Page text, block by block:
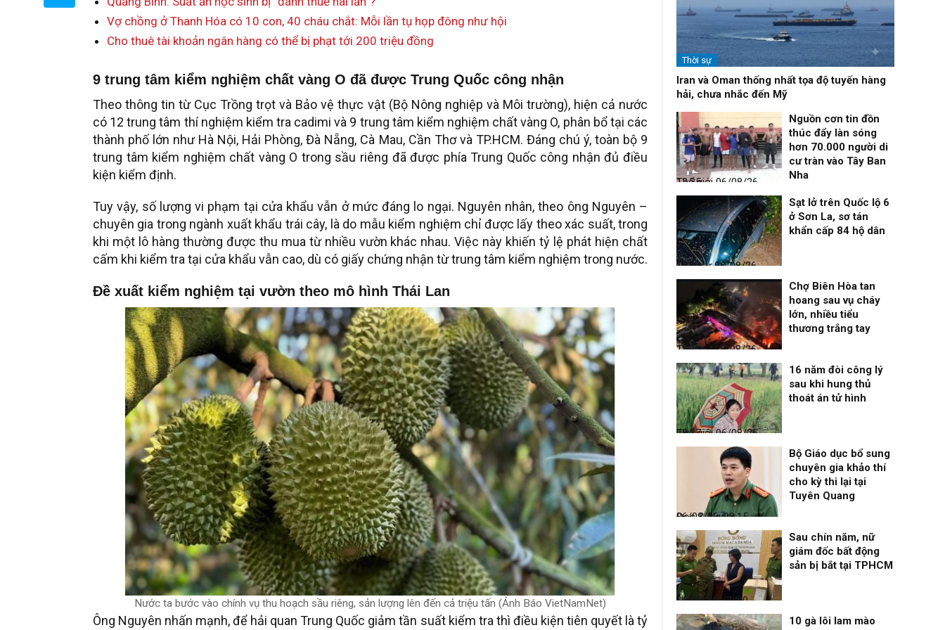
Vợ chồng ở Thanh Hóa có 10 con, 40 cháu chắt: Mỗi lần tụ họp đông như hội
Cho thuê tài khoản ngân hàng có thể bị phạt tới 200 triệu đồng
9 trung tâm kiểm nghiệm chất vàng O đã được Trung Quốc công nhận
Theo thông tin từ Cục Trồng trọt và Bảo vệ thực vật (Bộ Nông nghiệp và Môi trường), hiện cả nước
có 12 trung tâm thí nghiệm kiểm tra cadimi và 9 trung tâm kiểm nghiệm chất vàng O, phân bổ tại các
thành phố lớn như Hà Nội, Hải Phòng, Đà Nẵng, Cà Mau, Cần Thơ và TP.HCM. Đáng chú ý, toàn bộ 9
trung tâm kiểm nghiệm chất vàng O trong sầu riêng đã được phía Trung Quốc công nhận đủ điều
kiện kiểm định.
Tuy vậy, số lượng vi phạm tại cửa khẩu vẫn ở mức đáng lo ngại. Nguyên nhân, theo ông Nguyên –
chuyên gia trong ngành xuất khẩu trái cây, là do mẫu kiểm nghiệm chỉ được lấy theo xác suất, trong
khi một lô hàng thường được thu mua từ nhiều vườn khác nhau. Việc này khiến tỷ lệ phát hiện chất
cấm khi kiểm tra tại cửa khẩu vẫn cao, dù có giấy chứng nhận từ trung tâm kiểm nghiệm trong nước.
Đề xuất kiểm nghiệm tại vườn theo mô hình Thái Lan
Nước ta bước vào chính vụ thu hoạch sầu riêng, sản lượng lên đến cả triệu tấn (Ảnh Báo VietNamNet)
Ông Nguyên nhấn mạnh, để hải quan Trung Quốc giảm tần suất kiểm tra thì điều kiện tiên quyết là tỷ
Thời sự
Iran và Oman thống nhất tọa độ tuyến hàng
hải, chưa nhắc đến Mỹ
Thế giới
06/08/26, 12:35
Nguồn cơn tin đồn
thúc đẩy làn sóng
hơn 70.000 người di
cư tràn vào Tây Ban
Nha
Thời sự
06/08/26, 12:33
Sạt lở trên Quốc lộ 6
ở Sơn La, sơ tán
khẩn cấp 84 hộ dân
Thời sự
06/08/26, 12:30
Chợ Biên Hòa tan
hoang sau vụ cháy
lớn, nhiều tiểu
thương trắng tay
Thế giới
06/08/26, 08:27
16 năm đòi công lý
sau khi hung thủ
thoát án tử hình
Đọc & Ngẫm
06/08/26, 08:15
Bộ Giáo dục bổ sung
chuyên gia khảo thí
cho kỳ thi lại tại
Tuyên Quang
Nhịp sống 24h
06/08/26, 00:00
Sau chín năm, nữ
giám đốc bất động
sản bị bắt tại TPHCM
10 gà lôi lam mào